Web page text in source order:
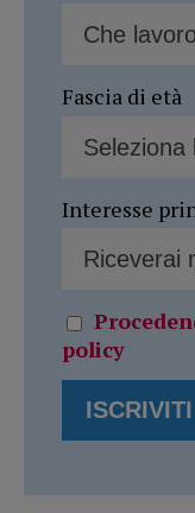
Fascia di età
Interesse
policy